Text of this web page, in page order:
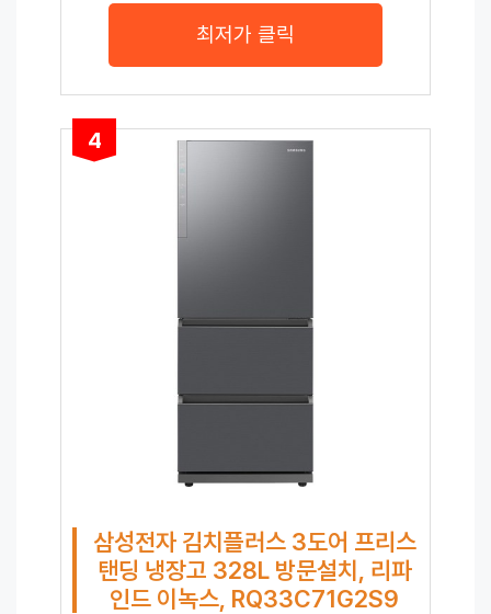
최저가 클릭
4
삼성전자 김치플러스 3도어 프리스
탠딩 냉장고 328L 방문설치, 리파
인드 이녹스, RQ33C71G2S9